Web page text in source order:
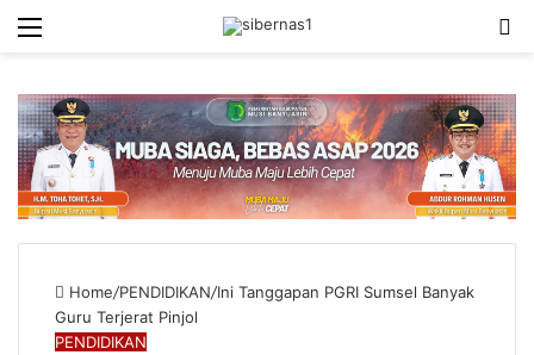
Menu
Home/PENDIDIKAN/Ini Tanggapan PGRI Sumsel Banyak
Guru Terjerat Pinjol
PENDIDIKAN